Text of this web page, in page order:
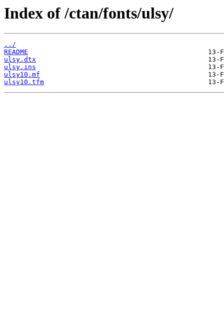
Index of /ctan/fonts/ulsy/
../
README
ulsy.dtx
ulsy.ins
ulsy10.mf
ulsy10.tfm